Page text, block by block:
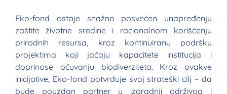
Eko-fond ostaje snažno posvećen unapređenju
zaštite životne sredine i racionalnom korišćenju
prirodnih resursa, kroz kontinuiranu podršku
projektima koji jačaju kapacitete institucija i
doprinose očuvanju biodiverziteta. Kroz ovakve
inicijative, Eko-fond potvrđuje svoj strateški cilj – da
bude pouzdan partner u izgradnji održivog i